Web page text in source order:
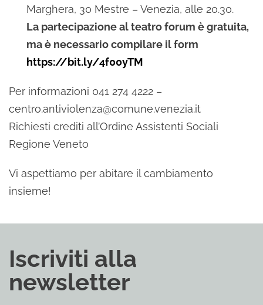
Marghera, 30 Mestre – Venezia, alle 20.30.
La partecipazione al teatro forum è gratuita,
ma è necessario compilare il form
https://bit.ly/4f00yTM
Per informazioni 041 274 4222 –
centro.antiviolenza@comune.venezia.it
Richiesti crediti all’Ordine Assistenti Sociali
Regione Veneto
Vi aspettiamo per abitare il cambiamento
insieme!
Iscriviti alla
newsletter